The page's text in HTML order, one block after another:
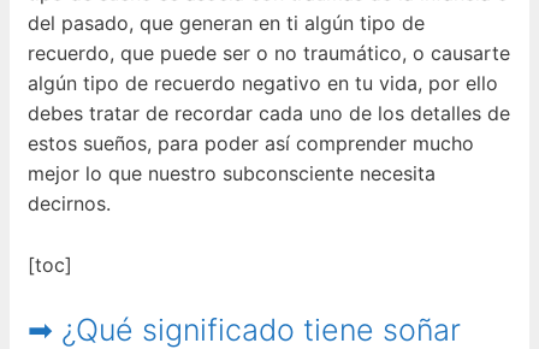
del pasado, que generan en ti algún tipo de
recuerdo, que puede ser o no traumático, o causarte
algún tipo de recuerdo negativo en tu vida, por ello
debes tratar de recordar cada uno de los detalles de
estos sueños, para poder así comprender mucho
mejor lo que nuestro subconsciente necesita
decirnos.
[toc]
➡ ¿Qué significado tiene soñar